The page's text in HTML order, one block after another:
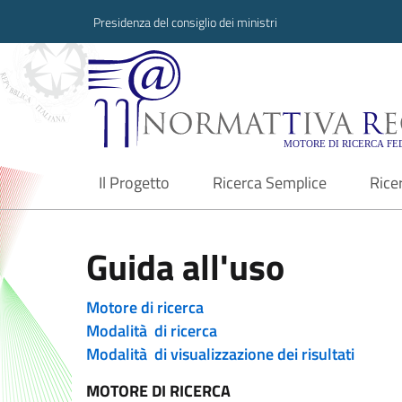
Presidenza del consiglio dei ministri
Normattiva
Il Progetto
current Ricerca Semplice
Guida all'uso
Motore di ricerca
Modalità di ricerca
Modalità di visualizzazione dei risultati
MOTORE DI RICERCA